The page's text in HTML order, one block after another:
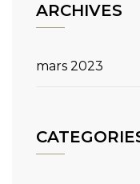
ARCHIVES
mars 2023